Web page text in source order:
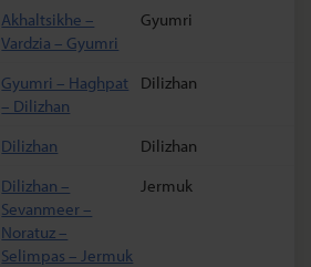
Akhaltsikhe –
Vardzia – Gyumri
Gyumri
Gyumri – Haghpat
– Dilizhan
Dilizhan
Dilizhan
Dilizhan
Dilizhan –
Sevanmeer –
Noratuz –
Selimpas – Jermuk
Jermuk